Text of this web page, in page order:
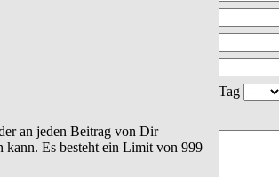
Tag
an jeden Beitrag von Dir
kann. Es besteht ein Limit von 999